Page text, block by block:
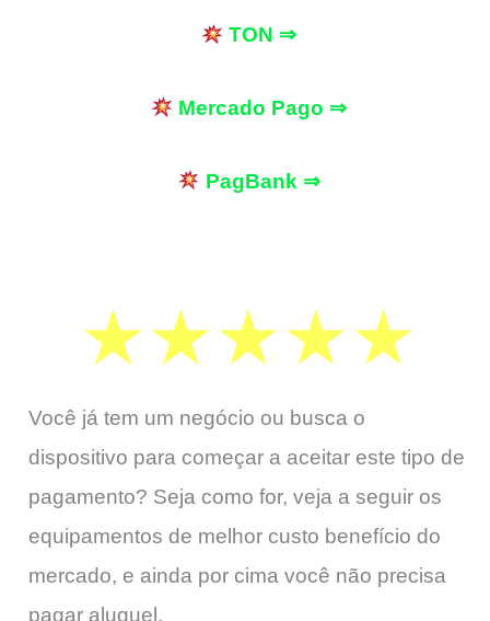
TON ⇒
Mercado Pago ⇒
PagBank ⇒
Você já tem um negócio ou busca o
dispositivo para começar a aceitar este tipo de
pagamento? Seja como for, veja a seguir os
equipamentos de melhor custo benefício do
mercado, e ainda por cima você não precisa
pagar aluguel.